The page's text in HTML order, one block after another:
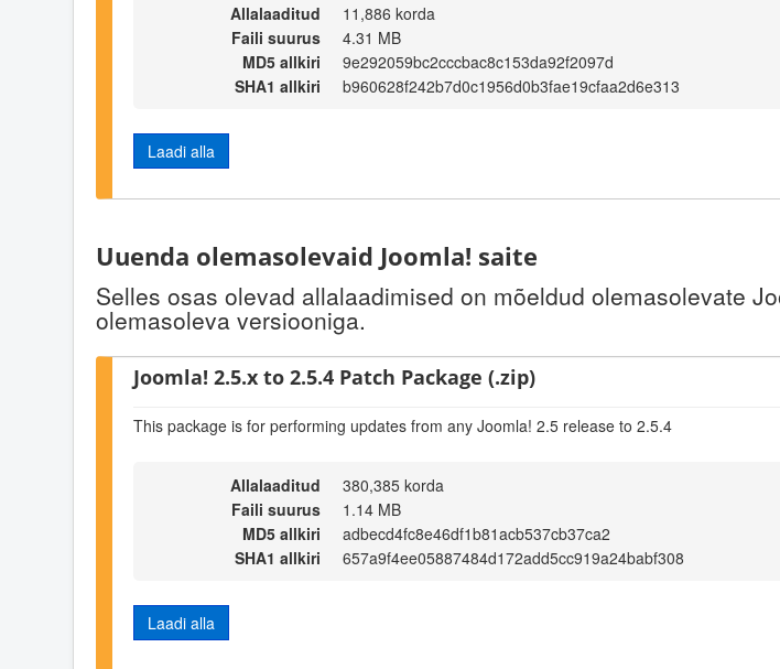
Allalaaditud
11,886 korda
Faili suurus
4.31 MB
MD5 allkiri
9e292059bc2cccbac8c153da92f2097d
SHA1 allkiri
b960628f242b7d0c1956d0b3fae19cfaa2d6e313
Laadi alla
Uuenda olemasolevaid Joomla! saite
Selles osas olevad allalaadimised on mõeldud olemasolevate
olemasoleva versiooniga.
Joomla! 2.5.x to 2.5.4 Patch Package (.zip)
This package is for performing updates from any Joomla! 2.5 release to 2.5.4
Allalaaditud
380,385 korda
Faili suurus
1.14 MB
MD5 allkiri
adbecd4fc8e46df1b81acb537cb37ca2
SHA1 allkiri
657a9f4ee05887484d172add5cc919a24babf308
Laadi alla